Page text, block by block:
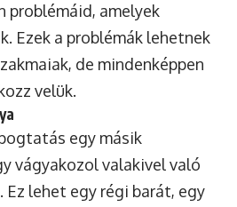
problémáid, amelyek
Ezek a problémák lehetnek
de mindenképpen
velük.
egy másik
vágyakozol valakivel való
lehet egy régi barát, egy